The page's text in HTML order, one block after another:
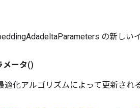
の新しい
メータ()
適化アルゴリズムによって更新され